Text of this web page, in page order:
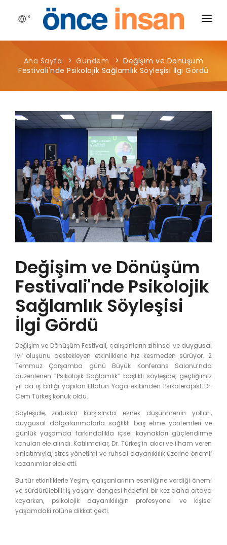
TR
HIKAYEMIZ
YAYINLARIMIZ
PROJELERIMIZ
HABERLER
MEDYA
İLETIŞIM
Ana Sayfa Gündem
Değişim ve Dönüşüm
Festivali'nde Psikolojik Sağlamlık Söyleşisi İlgi Gördü
Değişim ve Dönüşüm
Festivali'nde Psikolojik
Sağlamlık Söyleşisi
İlgi Gördü
Değişim ve Dönüşüm Festivali, çalışanların zihinsel ve duygusal
iyi oluşunu destekleyen etkinliklerle hız kesmeden sürüyor. 2
Temmuz Çarşamba günü Büyük Konferans Salonu’nda
düzenlenen “Psikolojik Sağlamlık” başlıklı söyleşide, geçtiğimiz
yıl da iş birliği yapılan Eflatun Yoga ekibinden Psikoterapist Dr.
Cem Türkeş konuk oldu.
Söyleşide, zorluklar karşısında esnek düşünmenin yolları,
duygusal dalgalanmalarla sağlıklı baş etme yöntemleri ve
günlük yaşamda farkındalıkla içsel kaynakları güçlendirme
konuları ele alındı. Katılımcılar, Dr. Türkeş’in akıcı ve ilham veren
anlatımıyla, stres yönetimi ve ruhsal dayanıklılık üzerine önemli
kazanımlar elde etti.
Bu tür etkinliklerle Yeşim, çalışanlarının esenliğine verdiği önemi
ve sürdürülebilir iş yaşam dengesi hedefini bir kez daha ortaya
koyarken, psikolojik dayanıklılığın profesyonel ve kişisel
yaşamdaki rolüne dikkat çekti.